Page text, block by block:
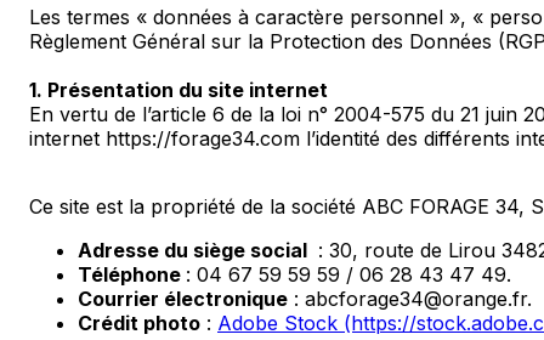
Les termes « données à caractère personnel », «
Règlement Général sur la Protection des Données
1. Présentation du site internet
En vertu de l’article 6 de la loi n° 2004-575 du 21 juin
internet https://forage34.com l’identité des différents
Ce site est la propriété de la société ABC FORAGE 34,
Adresse du siège social : 30, route de Lirou
Téléphone : 04 67 59 59 59 / 06 28 43 47 49.
Courrier électronique : abcforage34@orange.fr.
Crédit photo : Adobe Stock (https://